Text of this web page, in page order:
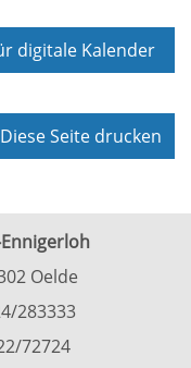
digitale Kalender
Diese Seite drucken
Oelde
283333
72724